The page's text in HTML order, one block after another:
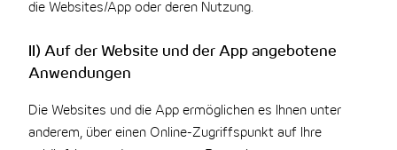
die Websites/App oder deren Nutzung.
II) Auf der Website und der App angebotene
Anwendungen
Die Websites und die App ermöglichen es Ihnen unter
anderem, über einen Online-Zugriffspunkt auf Ihre